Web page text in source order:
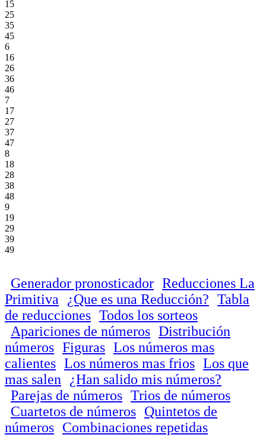
15
25
35
45
6
16
26
36
46
7
17
27
37
47
8
18
28
38
48
9
19
29
39
49
Generador pronosticador Reducciones La
Primitiva
¿Que es una Reducción? Tabla
de reducciones Todos los sorteos
Apariciones de números Distribución
números Figuras Los números mas
calientes Los números mas frios Los que
mas salen
¿Han salido mis números?
Parejas de números Trios de números
Cuartetos de números Quintetos de
números Combinaciones repetidas